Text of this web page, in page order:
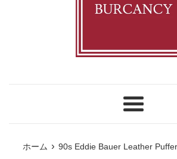
メ
ー
ホーム › 90s Eddie Bauer Leather